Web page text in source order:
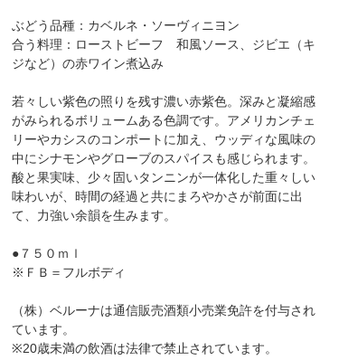
ぶどう品種：カベルネ・ソーヴィニヨン
合う料理：ローストビーフ 和風ソース、ジビエ（キ
ジなど）の赤ワイン煮込み
若々しい紫色の照りを残す濃い赤紫色。深みと凝縮感
がみられるボリュームある色調です。アメリカンチェ
リーやカシスのコンポートに加え、ウッディな風味の
中にシナモンやグローブのスパイスも感じられます。
酸と果実味、少々固いタンニンが一体化した重々しい
味わいが、時間の経過と共にまろやかさが前面に出
て、力強い余韻を生みます。
●７５０ｍｌ
※ＦＢ＝フルボディ
（株）ベルーナは通信販売酒類小売業免許を付与され
ています。
※20歳未満の飲酒は法律で禁止されています。